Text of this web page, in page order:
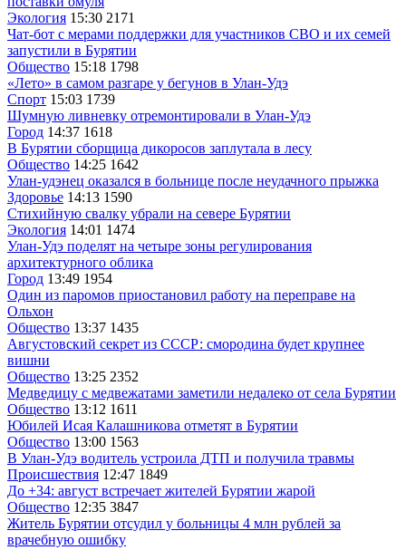
Экология 15:30 2171
Чат-бот с мерами поддержки для участников СВО и их семей
запустили в Бурятии
Общество 15:18 1798
«Лето» в самом разгаре у бегунов в Улан-Удэ
Спорт 15:03 1739
Шумную ливневку отремонтировали в Улан-Удэ
Город 14:37 1618
В Бурятии сборщица дикоросов заплутала в лесу
Общество 14:25 1642
Улан-удэнец оказался в больнице после неудачного прыжка
Здоровье 14:13 1590
Стихийную свалку убрали на севере Бурятии
Экология 14:01 1474
Улан-Удэ поделят на четыре зоны регулирования
архитектурного облика
Город 13:49 1954
Один из паромов приостановил работу на переправе на
Ольхон
Общество 13:37 1435
Августовский секрет из СССР: смородина будет крупнее
вишни
Общество 13:25 2352
Медведицу с медвежатами заметили недалеко от села Бурятии
Общество 13:12 1611
Юбилей Исая Калашникова отметят в Бурятии
Общество 13:00 1563
В Улан-Удэ водитель устроила ДТП и получила травмы
Происшествия 12:47 1849
До +34: август встречает жителей Бурятии жарой
Общество 12:35 3847
Житель Бурятии отсудил у больницы 4 млн рублей за
врачебную ошибку